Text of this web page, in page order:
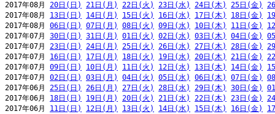
2017年08月 20日(日) 21日(月) 22日(火) 23日(水) 24日(木) 25日(金)
2017年08月 13日(日) 14日(月) 15日(火) 16日(水) 17日(木) 18日(金)
2017年08月 06日(日) 07日(月) 08日(火) 09日(水) 10日(木) 11日(金)
2017年07月 30日(日) 31日(月) 01日(火) 02日(水) 03日(木) 04日(金)
2017年07月 23日(日) 24日(月) 25日(火) 26日(水) 27日(木) 28日(金)
2017年07月 16日(日) 17日(月) 18日(火) 19日(水) 20日(木) 21日(金)
2017年07月 09日(日) 10日(月) 11日(火) 12日(水) 13日(木) 14日(金)
2017年07月 02日(日) 03日(月) 04日(火) 05日(水) 06日(木) 07日(金)
2017年06月 25日(日) 26日(月) 27日(火) 28日(水) 29日(木) 30日(金)
2017年06月 18日(日) 19日(月) 20日(火) 21日(水) 22日(木) 23日(金)
2017年06月 11日(日) 12日(月) 13日(火) 14日(水) 15日(木) 16日(金)